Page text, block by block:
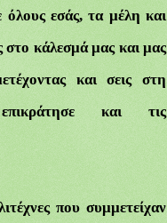
όλους εσάς, τα μέλη και
στο κάλεσμά μας και μας
και
σεις στη
και τις
που συμμετείχαν